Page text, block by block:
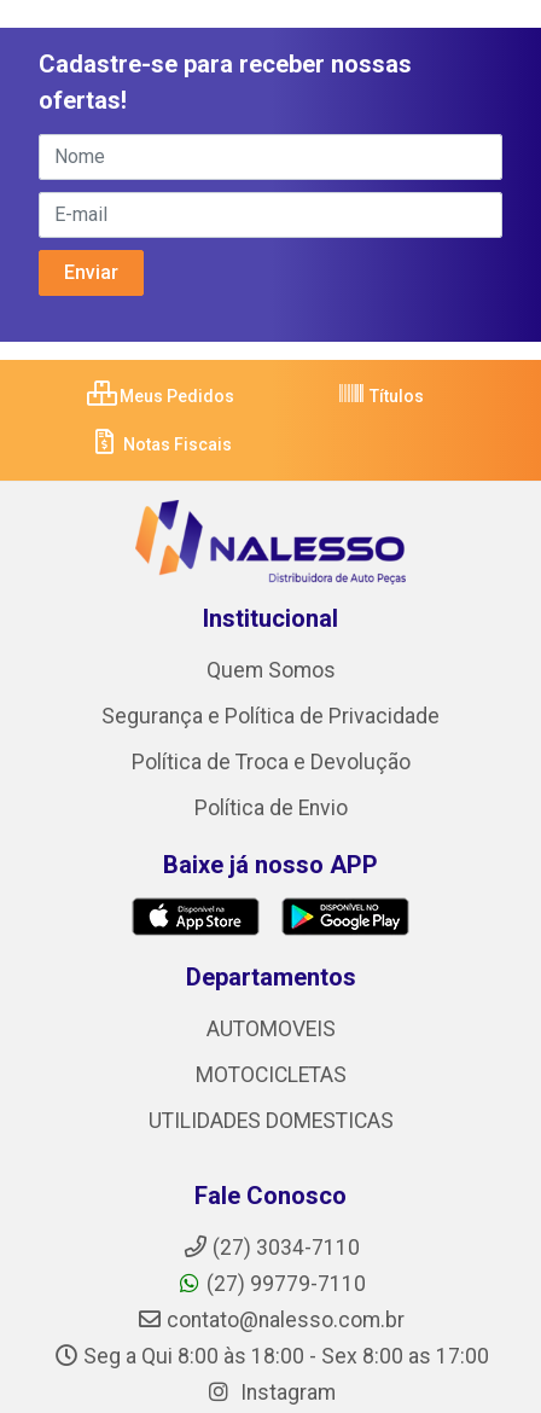
Cadastre-se para receber nossas
ofertas!
Meus Pedidos Títulos
Notas Fiscais
Institucional
Quem Somos
Segurança e Política de Privacidade
Política de Troca e Devolução
Política de Envio
Baixe já nosso APP
Departamentos
AUTOMOVEIS
MOTOCICLETAS
UTILIDADES DOMESTICAS
Fale Conosco
(27) 3034-7110
(27) 99779-7110
contato@nalesso.com.br
Seg a Qui 8:00 às 18:00 - Sex 8:00 as 17:00
Instagram